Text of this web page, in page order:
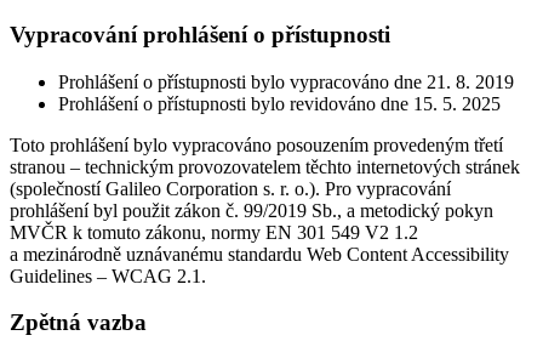
Vypracování prohlášení o přístupnosti
Prohlášení o přístupnosti bylo vypracováno dne 21. 8. 2019
Prohlášení o přístupnosti bylo revidováno dne 15. 5. 2025
Toto prohlášení bylo vypracováno posouzením provedeným třetí
stranou – technickým provozovatelem těchto internetových stránek
(společností Galileo Corporation s. r. o.). Pro vypracování
prohlášení byl použit zákon č. 99/2019 Sb., a metodický pokyn
MVČR k tomuto zákonu, normy EN 301 549 V2 1.2
a mezinárodně uznávanému standardu Web Content Accessibility
Guidelines – WCAG 2.1.
Zpětná vazba